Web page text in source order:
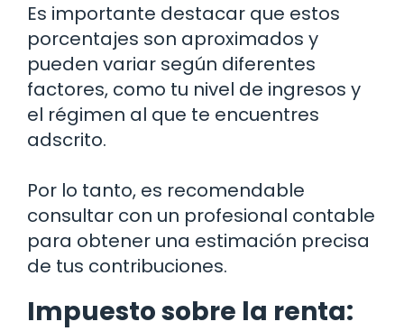
Es importante destacar que estos
porcentajes son aproximados y
pueden variar según diferentes
factores, como tu nivel de ingresos y
el régimen al que te encuentres
adscrito.
Por lo tanto, es recomendable
consultar con un profesional contable
para obtener una estimación precisa
de tus contribuciones.
Impuesto sobre la renta: